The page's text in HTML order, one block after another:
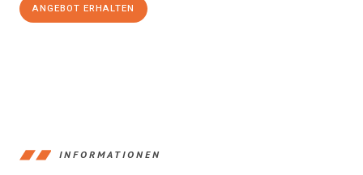
ANGEBOT ERHALTEN
INFORMATIONEN